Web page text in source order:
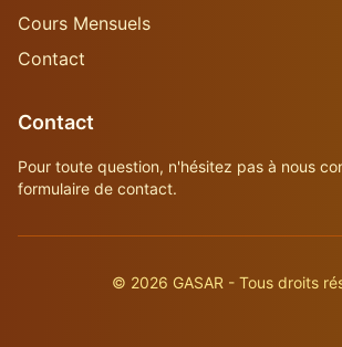
Cours Mensuels
Contact
Contact
Pour toute question, n'hésitez pas à nous
formulaire de contact.
© 2026 GASAR - Tous droits